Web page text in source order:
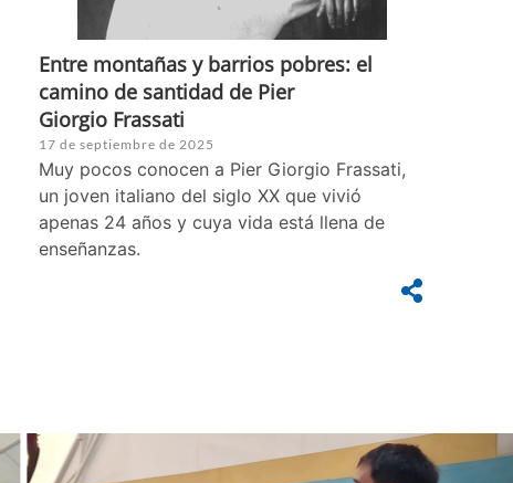
Entre montañas y barrios pobres: el
camino de santidad de Pier
Giorgio Frassati
17 de septiembre de 2025
Muy pocos conocen a Pier Giorgio Frassati,
un joven italiano del siglo XX que vivió
apenas 24 años y cuya vida está llena de
enseñanzas.